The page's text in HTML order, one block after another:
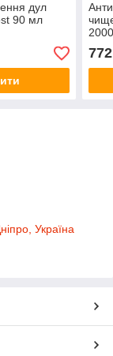
дул
90 мл
772
Україна